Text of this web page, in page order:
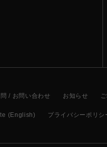
/ お問い合わせ お知らせ
(English) プライバシーポリシ